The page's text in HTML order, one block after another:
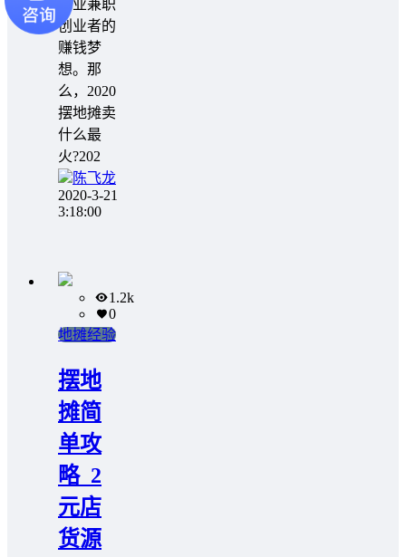
创业兼职
创业者的
赚钱梦
想。那
么，2020
摆地摊卖
什么最
火?202
陈飞龙
2020-3-21
3:18:00
1.2k
0
地摊经验
摆地
摊简
单攻
略_2
元店
货源